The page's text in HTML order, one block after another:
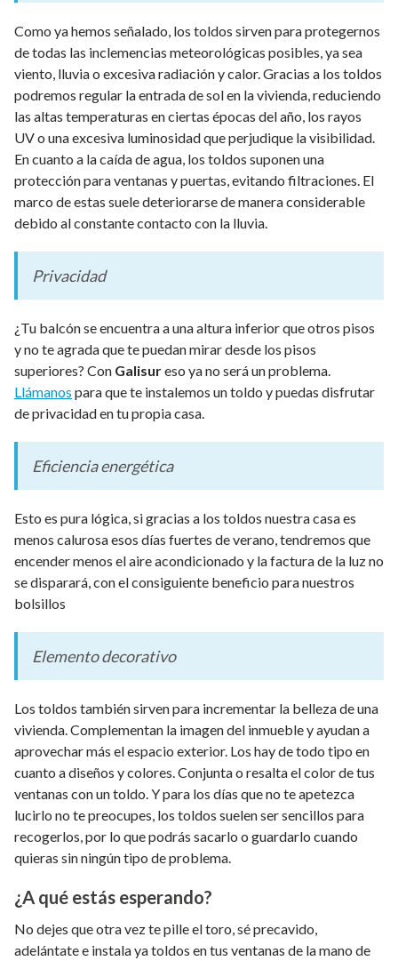
Como ya hemos señalado, los toldos sirven para protegernos
de todas las inclemencias meteorológicas posibles, ya sea
viento, lluvia o excesiva radiación y calor. Gracias a los toldos
podremos regular la entrada de sol en la vivienda, reduciendo
las altas temperaturas en ciertas épocas del año, los rayos
UV o una excesiva luminosidad que perjudique la visibilidad.
En cuanto a la caída de agua, los toldos suponen una
protección para ventanas y puertas, evitando filtraciones. El
marco de estas suele deteriorarse de manera considerable
debido al constante contacto con la lluvia.
Privacidad
¿Tu balcón se encuentra a una altura inferior que otros pisos
y no te agrada que te puedan mirar desde los pisos
superiores? Con Galisureso ya no será un problema.
Llámanos para que te instalemos un toldo y puedas disfrutar
de privacidad en tu propia casa.
Eficiencia energética
Esto es pura lógica, si gracias a los toldos nuestra casa es
menos calurosa esos días fuertes de verano, tendremos que
encender menos el aire acondicionado y la factura de la luz no
se disparará, con el consiguiente beneficio para nuestros
bolsillos
Elemento decorativo
Los toldos también sirven para incrementar la belleza de una
vivienda. Complementan la imagen del inmueble y ayudan a
aprovechar más el espacio exterior. Los hay de todo tipo en
cuanto a diseños y colores. Conjunta o resalta el color de tus
ventanas con un toldo. Y para los días que no te apetezca
lucirlo no te preocupes, los toldos suelen ser sencillos para
recogerlos, por lo que podrás sacarlo o guardarlo cuando
quieras sin ningún tipo de problema.
¿A qué estás esperando?
No dejes que otra vez te pille el toro, sé precavido,
adelántate e instala ya toldos en tus ventanas de la mano de